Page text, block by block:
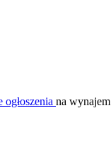
na wynajem